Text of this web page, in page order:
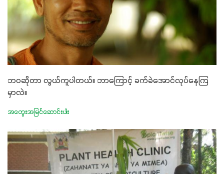
ဘဝဆိုတာ လွယ်ကူပါတယ်။ ဘာကြောင့် ခက်ခဲအောင်လုပ်နေကြ
မှာလဲ။
အတွေးအမြင်ဆောင်းပါး